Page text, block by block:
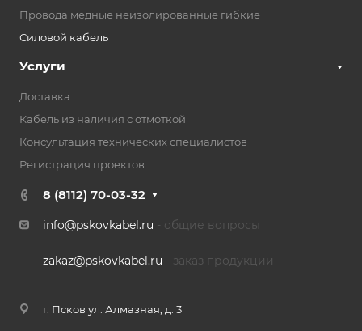
Провода медные неизолированные гибкие
Силовой кабель
Услуги
Доставка
Кабель из наличия с отмоткой
Консультация технических специалистов
Регистрация проектов
8 (8112) 70-03-32
info@pskovkabel.ru - общие вопросы
zakaz@pskovkabel.ru - заказ продукции
г. Псков ул. Алмазная, д. 3